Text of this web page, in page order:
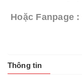
Hoặc Fanpage :
Thông tin